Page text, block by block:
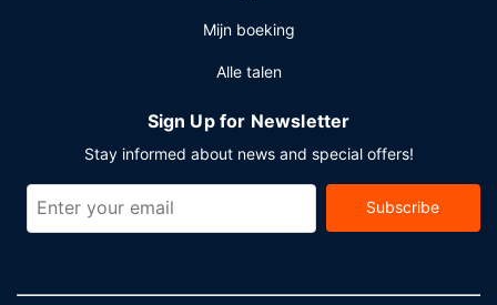
Mijn boeking
Alle talen
Sign Up for Newsletter
Stay informed about news and special offers!
Subscribe